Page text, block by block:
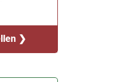
❯